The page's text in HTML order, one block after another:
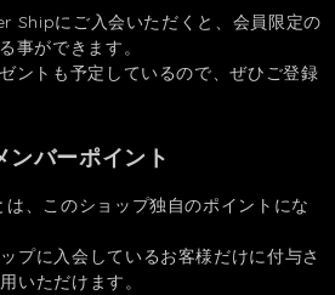
Shipにご入会いただくと、会員限定の
事ができます。
ントも予定しているので、ぜひご登録
ンバーポイント
、このショップ独自のポイントにな
プに入会しているお客様だけに付与さ
いただけます。